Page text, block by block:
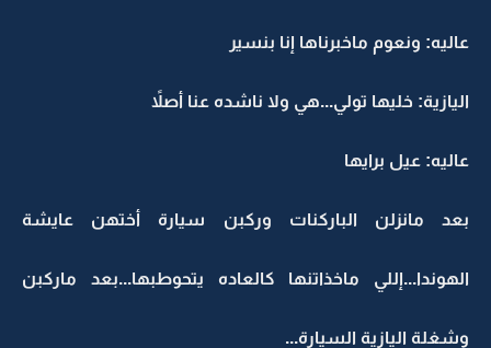
عاليه: ونعوم ماخبرناها إنا بنسير
اليازية: خليها تولي...هي ولا ناشده عنا أصلاً
عاليه: عيل برايها
بعد مانزلن الباركنات وركبن سيارة أختهن عايشة
الهوندا...إللي ماخذاتنها كالعاده يتحوطبها...بعد ماركبن
وشغلة اليازية السيارة...